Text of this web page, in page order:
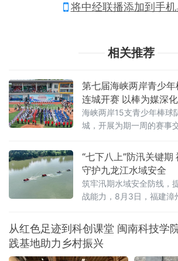
将中经联播添加到手
相关推荐
第七届海峡两岸青少
连城开赛 以棒为媒深
海峡两岸15支青少年棒球
城，开展为期一周的赛事
副省长江尔雄，中国
“七下八上”防汛关键
守护九龙江水域安全
筑牢汛期水域安全防线，
战能力，8月3日，福建漳
展水域救援实战化演练。
从红色足迹到科创课堂 闽南科技学
践基地助力乡村振兴